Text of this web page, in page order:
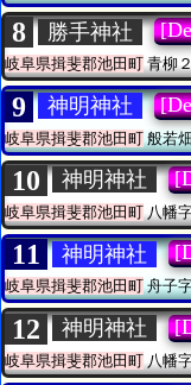
8 勝手神社
岐阜県揖斐郡池田町青柳
9 神明神社
岐阜県揖斐郡池田町般若
10 神明神社
岐阜県揖斐郡池田町 八幡
11 神明神社
岐阜県揖斐郡池田町舟子
12 神明神社
岐阜県揖斐郡池田町 八幡